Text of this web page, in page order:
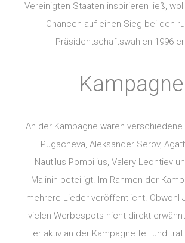
Vereinigten Staaten inspirieren ließ,
Chancen auf einen Sieg bei den
Präsidentschaftswahlen 1996
Kampagne
An der Kampagne waren verschiedene
Pugacheva, Aleksander Serov,
Nautilus Pompilius, Valery Leontiev
Malinin beteiligt. Im Rahmen der
mehrere Lieder veröffentlicht. Obwohl
vielen Werbespots nicht direkt
er aktiv an der Kampagne teil und